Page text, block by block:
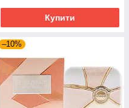
Купити
–10%